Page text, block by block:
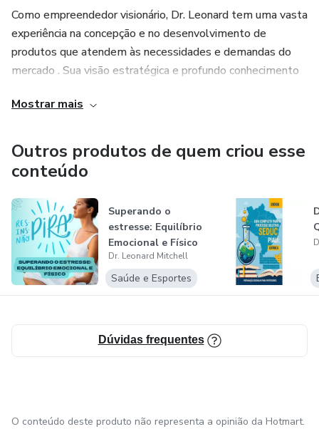
Como empreendedor visionário, Dr. Leonard tem uma vasta
experiência na concepção e no desenvolvimento de
produtos que atendem às necessidades e demandas do
mercado . Sua visão estratégica e profundo conhecimento
um nome de destaque na indústria.
Além de seu papel como líder empresarial, Dr. Leonard é
um entusiasta do fitness e um defensor do bem-estar. Sua
dedicação em fornecer soluções abrangentes e eficazes
para os desafios enfrentados por aqueles que buscam uma
vida saudável é evidente em cada produto desenvolvido
sob sua orientação.
Com um compromisso contínuo com a excelência e a
inovação, Dr. Leonard Mitchell continua a inspirar e
meio da sua visão empreendedora e produtos de
Mostrar mais
Outros produtos de quem criou esse
conteúdo
Superando o
estresse: Equilíbrio
Emocional e Físico
Dr. Leonard Mitchell
Saúde e Esportes
Dúvidas frequentes
O conteúdo deste produto não representa a opinião da Hotmart.